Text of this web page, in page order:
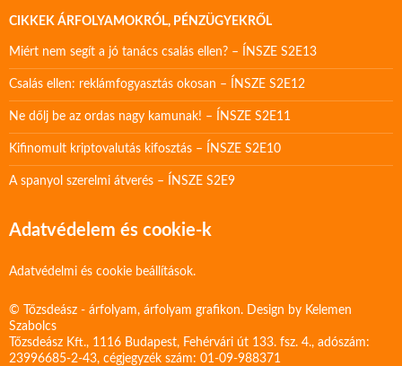
CIKKEK ÁRFOLYAMOKRÓL, PÉNZÜGYEKRŐL
Miért nem segít a jó tanács csalás ellen? – ÍNSZE S2E13
Csalás ellen: reklámfogyasztás okosan – ÍNSZE S2E12
Ne dőlj be az ordas nagy kamunak! – ÍNSZE S2E11
Kifinomult kriptovalutás kifosztás – ÍNSZE S2E10
A spanyol szerelmi átverés – ÍNSZE S2E9
Adatvédelem és cookie-k
Adatvédelmi és cookie beállítások.
© Tőzsdeász - árfolyam, árfolyam grafikon. Design by Kelemen
Szabolcs
Tőzsdeász Kft., 1116 Budapest, Fehérvári út 133. fsz. 4., adószám:
23996685-2-43, cégjegyzék szám: 01-09-988371